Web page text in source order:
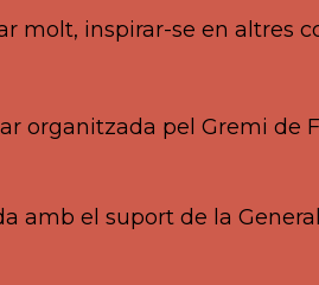
molt, inspirar-se en altres
organitzada pel Gremi de
amb el suport de la